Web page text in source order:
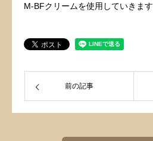
M-BFクリームを使用していきます
前の記事